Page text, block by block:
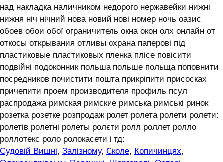
над накладка наличником недорого нержавейки нижні
нижня ніч нічний нова новий нові номер ночь оазис
обоев обои обої ограничитель окна окон олх онлайн от
откосы открывания отливы охрана паперові під
пластиковые пластиковых пленка плісе повісити
подвійні подоконник польша польше польща поповнити
посредников почистити пошта прикріпити присосках
причепити проем производителя профиль псул
распродажа римская римские римська римські ринок
розетка розетке розпродаж ролет ролета ролети ролети:
ролетів ролетні ролеты ролєти ролл роллет ролло
роллотекс роло ролокасети і тд:
Судовій Вишні, Залізному, Сколе, Копичинцях,